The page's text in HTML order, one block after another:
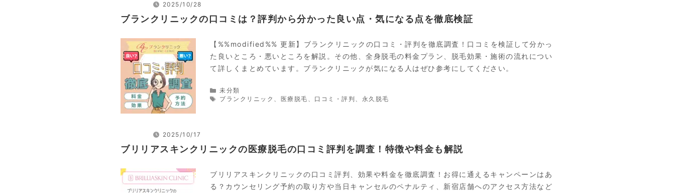
ブランクリニックの口コミは？評判から分かった良い点・気になる点を徹底検証
2025/10/28
【%%modified%% 更新】ブランクリニックの口コミ・評判を徹底調査！口コミを検証して分かっ
た良いところ・悪いところを解説。その他、全身脱毛の料金プラン、脱毛効果・施術の流れについ
て詳しくまとめています。ブランクリニックが気になる人はぜひ参考にしてください。
カ
テ
未分類
タ
ブランクリニック 、 医療脱毛 、 口コミ・評判 、 永久脱毛
ブリリアスキンクリニックの医療脱毛の口コミ評判を調査！特徴や料金も解説
2025/10/17
ブリリアスキンクリニックの口コミ評判、効果や料金を徹底調査！お得に通えるキャンペーンはあ
る？カウンセリング予約の取り方や当日キャンセルのペナルティ、新宿店舗へのアクセス方法など